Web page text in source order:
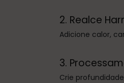
2. Realce
Adicione calor,
3.
Crie